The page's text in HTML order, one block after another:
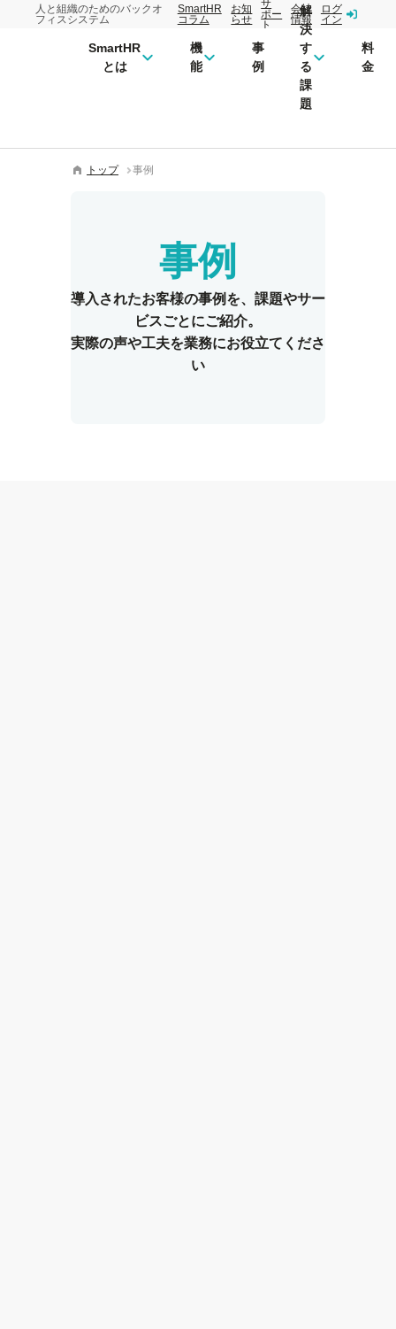
人と組織のためのバックオ
フィスシステム
SmartHR
コラム
お知
らせ
サ
ポー
ト
会社
情報
ログ
イン
SmartHR
とは
機
能
事
例
解
決
す
る
課
題
料
金
トップ 事例
事例
導入されたお客様の事例を、 課題やサー
ビスごとにご紹介。
実際の声や工夫を業務にお役立てくださ
い